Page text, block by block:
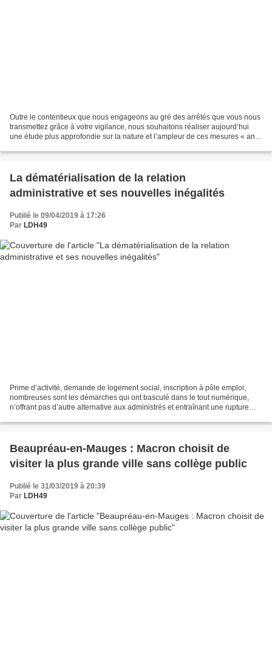
Outre le contentieux que nous engageons au gré des arrêtés que vous nous
transmettez grâce à votre vigilance, nous souhaitons réaliser aujourd’hui
une étude plus approfondie sur la nature et l’ampleur de ces mesures « anti-
La dématérialisation de la relation
administrative et ses nouvelles inégalités
Publié le 09/04/2019 à 17:26
Par LDH49
Prime d’activité, demande de logement social, inscription à pôle emploi,
nombreuses sont les démarches qui ont basculé dans le tout numérique,
n’offrant pas d’autre alternative aux administrés et entraînant une rupture
Beaupréau-en-Mauges : Macron choisit de
visiter la plus grande ville sans collège public
Publié le 31/03/2019 à 20:39
Par LDH49